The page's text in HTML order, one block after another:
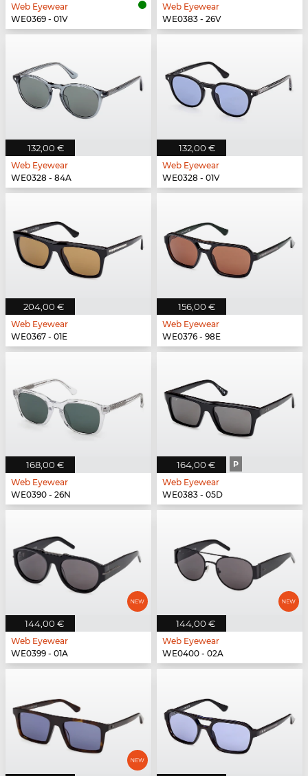
Web Eyewear
WE0369 - 01V
Web Eyewear
WE0383 - 26V
132,00 €
Web Eyewear
WE0328 - 84A
132,00 €
Web Eyewear
WE0328 - 01V
204,00 €
Web Eyewear
WE0367 - 01E
156,00 €
Web Eyewear
WE0376 - 98E
168,00 €
Web Eyewear
WE0390 - 26N
164,00 € P
Web Eyewear
WE0383 - 05D
144,00 €
Web Eyewear
WE0399 - 01A
144,00 €
Web Eyewear
WE0400 - 02A